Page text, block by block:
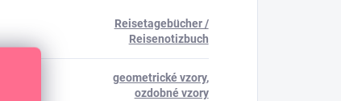
Reisetagebücher /
Reisenotizbuch
geometrické vzory,
ozdobné vzory